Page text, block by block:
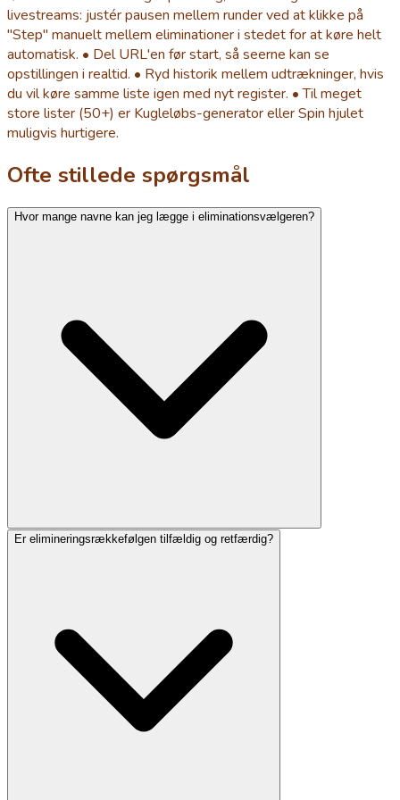
livestreams: justér pausen mellem runder ved at klikke på
"Step" manuelt mellem eliminationer i stedet for at køre helt
automatisk. • Del URL'en før start, så seerne kan se
opstillingen i realtid. • Ryd historik mellem udtrækninger, hvis
du vil køre samme liste igen med nyt register. • Til meget
store lister (50+) er Kugleløbs-generator eller Spin hjulet
muligvis hurtigere.
Ofte stillede spørgsmål
Hvor mange navne kan jeg lægge i eliminationsvælgeren?
Er elimineringsrækkefølgen tilfældig og retfærdig?